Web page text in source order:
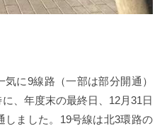
気に9線路（一部は部分開通）
、年度末の最終日、 12月31日
ました。 19号線は北3環路の